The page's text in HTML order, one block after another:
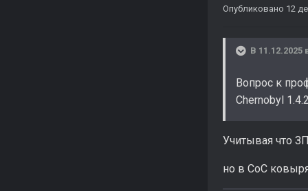
Опубликовано 12
В 11.12.2025
Вопрос к
Chernobyl
Учитывая что
но в CoC